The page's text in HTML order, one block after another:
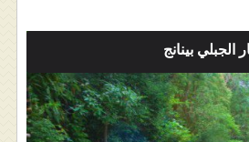
بينانج